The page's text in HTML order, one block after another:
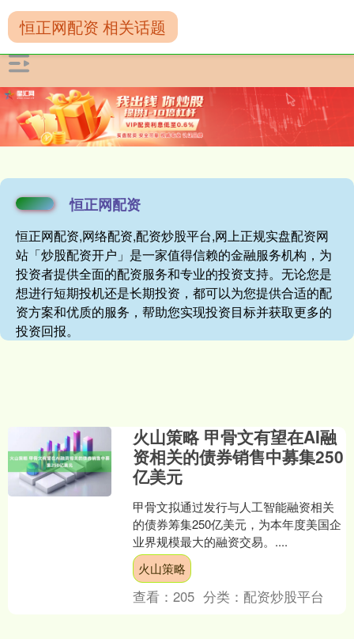
恒正网配资
恒正网配资,网络配资,配资炒股平台,网上正规实盘配资网
站「炒股配资开户」是一家值得信赖的金融服务机构，为
投资者提供全面的配资服务和专业的投资支持。无论您是
想进行短期投机还是长期投资，都可以为您提供合适的配
资方案和优质的服务，帮助您实现投资目标并获取更多的
投资回报。
恒正网配资 相关话题
火山策略 甲骨文有望在AI融
资相关的债券销售中募集250
亿美元
甲骨文拟通过发行与人工智能融资相关
的债券筹集250亿美元，为本年度美国企
业界规模最大的融资交易。....
火山策略
查看：205 分类： 配资炒股平台